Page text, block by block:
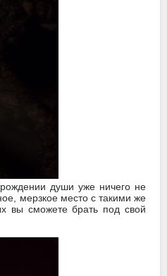
души уже ничего не
мерзкое место с такими же
вы сможете брать под свой